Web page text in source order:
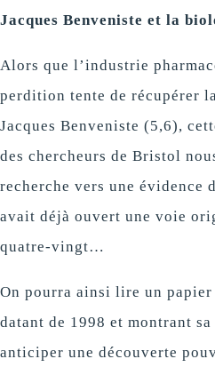
Jacques Benveniste et la
Alors que l’industrie
perdition tente de récupérer
Jacques Benveniste (5,6),
des chercheurs de Bristol
recherche vers une évidence
avait déjà ouvert une voie
quatre-vingt…
On pourra ainsi lire un papier
datant de 1998 et montrant
anticiper une découverte